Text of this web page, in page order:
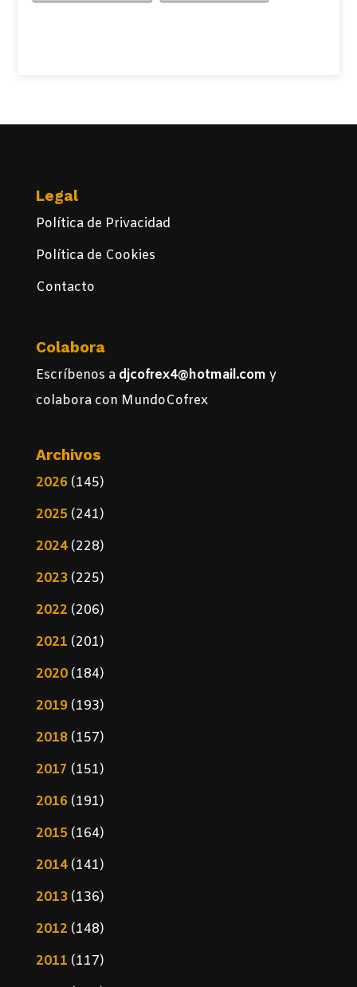
Legal
Política de Privacidad
Política de Cookies
Contacto
Colabora
Escríbenos a djcofrex4@hotmail.com y
colabora con MundoCofrex
Archivos
2026(145)
2025(241)
2024(228)
2023(225)
2022 (206)
2021 (201)
2020(184)
2019(193)
2018(157)
2017 (151)
2016(191)
2015(164)
2014(141)
2013(136)
2012 (148)
2011 (117)